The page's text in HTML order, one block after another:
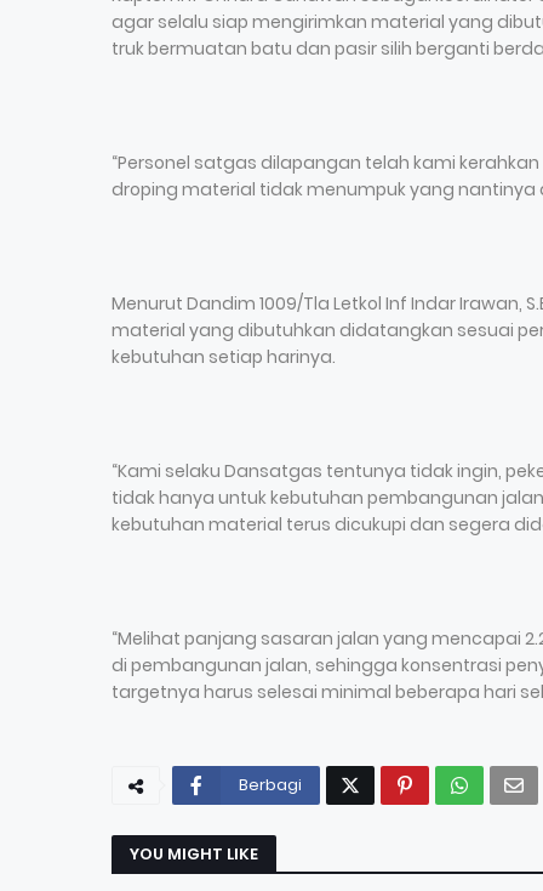
agar selalu siap mengirimkan material yang
truk bermuatan batu dan pasir silih berganti
“Personel satgas dilapangan telah kami
droping material tidak menumpuk yang
Menurut Dandim 1009/Tla Letkol Inf Indar Irawan,
material yang dibutuhkan didatangkan sesuai
kebutuhan setiap harinya.
“Kami selaku Dansatgas tentunya tidak ingin,
tidak hanya untuk kebutuhan pembangunan
kebutuhan material terus dicukupi dan segera
“Melihat panjang sasaran jalan yang mencapai
di pembangunan jalan, sehingga konsentrasi
targetnya harus selesai minimal beberapa hari
Berbagi
YOU MIGHT LIKE